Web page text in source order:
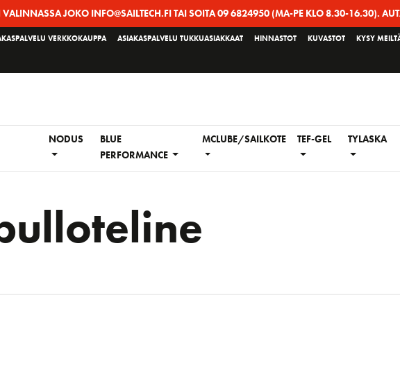
VALINNASSA JOKO INFO@SAILTECH.FI TAI SOITA 09 6824950 (MA-PE KLO 8.30-16.30).
VERKKOKAUPPA ASIAKASPALVELU TUKKUASIAKKAAT HINNASTOT KUVASTOT KYSY
NODUS
BLUE
PERFORMANCE
MCLUBE/SAILKOTE TEF-GEL TYLASKA